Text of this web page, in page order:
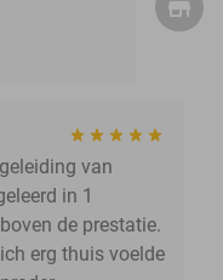
van
in 1
de prestatie.
erg thuis voelde